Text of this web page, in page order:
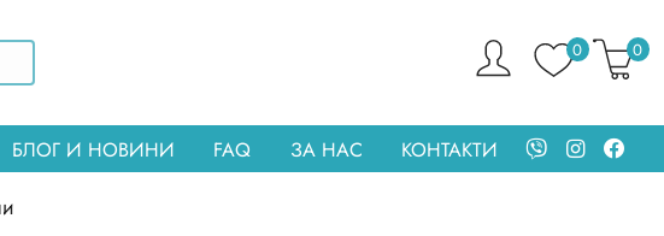
0 0
БЛОГ И НОВИНИ FAQ ЗА НАС КОНТАКТИ